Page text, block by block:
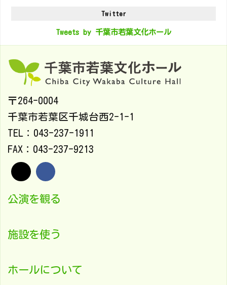
Twitter
Tweets by 千葉市若葉文化ホール
〒264-0004
千葉市若葉区千城台西2-1-1
TEL：043-237-1911
FAX：043-237-9213
公演を観る
施設を使う
ホールについて